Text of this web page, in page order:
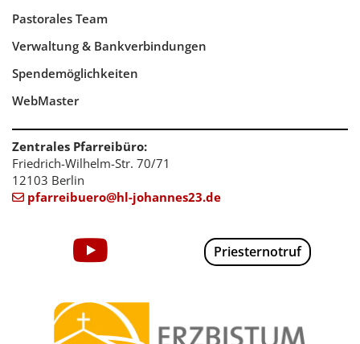
Pastorales Team
Verwaltung & Bankverbindungen
Spendemöglichkeiten
WebMaster
Zentrales Pfarreibüro:
Friedrich-Wilhelm-Str. 70/71
12103 Berlin
 pfarreibuero@hl-johannes23.de
Priesternotruf